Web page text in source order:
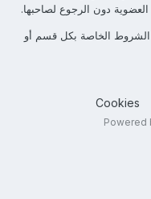
دون الرجوع لصاحبها.
الشروط الخاصة بكل قسم أو
Cookies
Powered